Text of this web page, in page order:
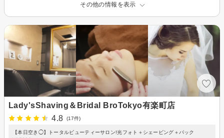
その他の情報を表示
Lady'sShaving＆Bridal BroTokyo有楽町店
4.8
(17件)
【本日空き◯】トータルビューティーサロン!光フォト＋シェービング＋パック